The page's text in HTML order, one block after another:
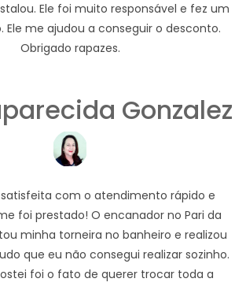
Ele foi muito responsável e fez um
Ele me ajudou a conseguir o desconto.
Obrigado rapazes.
Gonzalez
satisfeita com o atendimento rápido e
foi prestado! O encanador no Pari da
minha torneira no banheiro e realizou
que eu não consegui realizar sozinho.
foi o fato de querer trocar toda a